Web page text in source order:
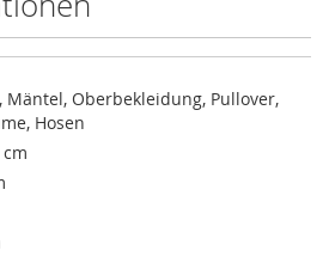
Mäntel, Oberbekleidung, Pullover,
Hosen